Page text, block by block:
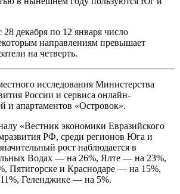
декабря по 12 января число
направлениям превышает
на четверть.
исследования Министерства
России и сервиса онлайн-
и апартаментов «Островок».
«Вестник экономики Евразийского
РФ, среди регионов Юга и
рост наблюдается в
Водах — на 26%, Ялте — на 23%,
Пятигорске и Краснодаре — на 15%,
Геленджике — на 5%.